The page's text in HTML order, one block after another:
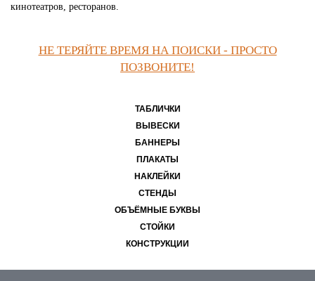
кинотеатров, ресторанов.
НЕ ТЕРЯЙТЕ ВРЕМЯ НА ПОИСКИ - ПРОСТО
ПОЗВОНИТЕ!
ТАБЛИЧКИ
ВЫВЕСКИ
БАННЕРЫ
ПЛАКАТЫ
НАКЛЕЙКИ
СТЕНДЫ
ОБЪЁМНЫЕ БУКВЫ
СТОЙКИ
КОНСТРУКЦИИ